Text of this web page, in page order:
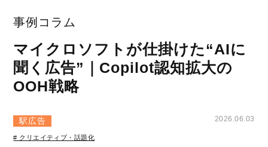
事例コラム
マイクロソフトが仕掛けた“AIに
聞く広告”｜Copilot認知拡大の
OOH戦略
駅広告 2026.06.03
# クリエイティブ・話題化